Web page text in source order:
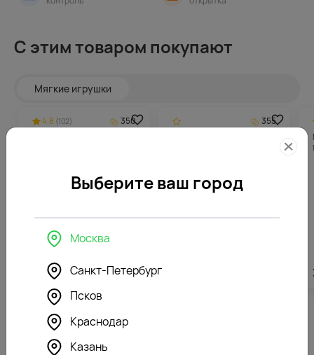
С этим товаром покупают
Мягкие игрушки
4.8 (102)
350
6988₽
355
Похожие товары
Выберите ваш город
Москва
Санкт-Петербург
Псков
Краснодар
Казань